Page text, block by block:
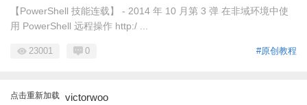
【PowerShell 技能连载】 - 2014 年 10 月第 3 弹 在非域环境中使
用 PowerShell 远程操作 http:/ ...
#原创教程
23001 0
点击重新加载 victorwoo